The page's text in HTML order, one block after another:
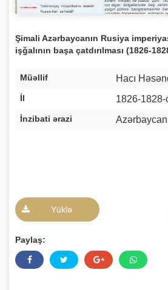
Şimali Azərbaycanın Rusiya
işğalının başa çatdırılması (1826-
Müəllif Hacı
İl 1826-
İnzibati ərazi Azərbaycan
Yüklə
Paylaş: